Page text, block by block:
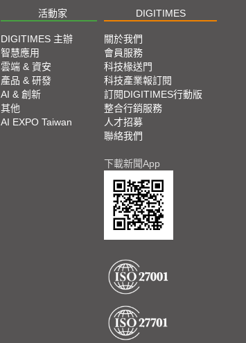
活動家 DIGITIMES
DIGITIMES 主辦
智慧應用
雲端 & 資安
產品 & 研發
AI & 創新
其他
AI EXPO Taiwan
關於我們
會員服務
科技椽送門
科技產業報訂閱
訂閱DIGITIMES行動版
整合行銷服務
人才招募
聯絡我們
下載新聞App